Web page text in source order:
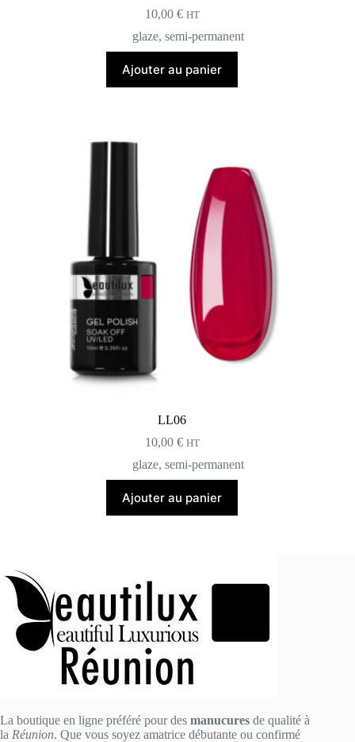
10,00 € HT
glaze, semi-permanent
Ajouter au panier
LL06
10,00 € HT
glaze, semi-permanent
Ajouter au panier
La boutique en ligne préféré pour des manucures de qualité à
la Réunion. Que vous soyez amatrice débutante ou confirmé